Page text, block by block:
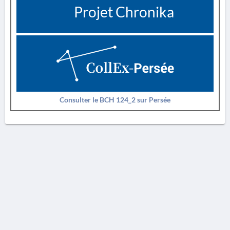
Projet Chronika
Consulter le BCH 124_2 sur Persée